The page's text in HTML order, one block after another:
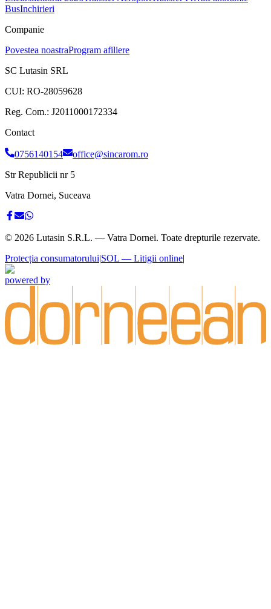
BusInchirieri
Companie
Povestea noastraProgram afiliere
SC Lutasin SRL
CUI: RO-28059628
Reg. Com.: J2011000172334
Contact
0756140154
office@sincarom.ro
Str Republicii nr 5
Vatra Dornei, Suceava
© 2026 Lutasin S.R.L. — Vatra Dornei. Toate drepturile rezervate.
Protecția consumatorului|SOL — Litigii online|
powered by